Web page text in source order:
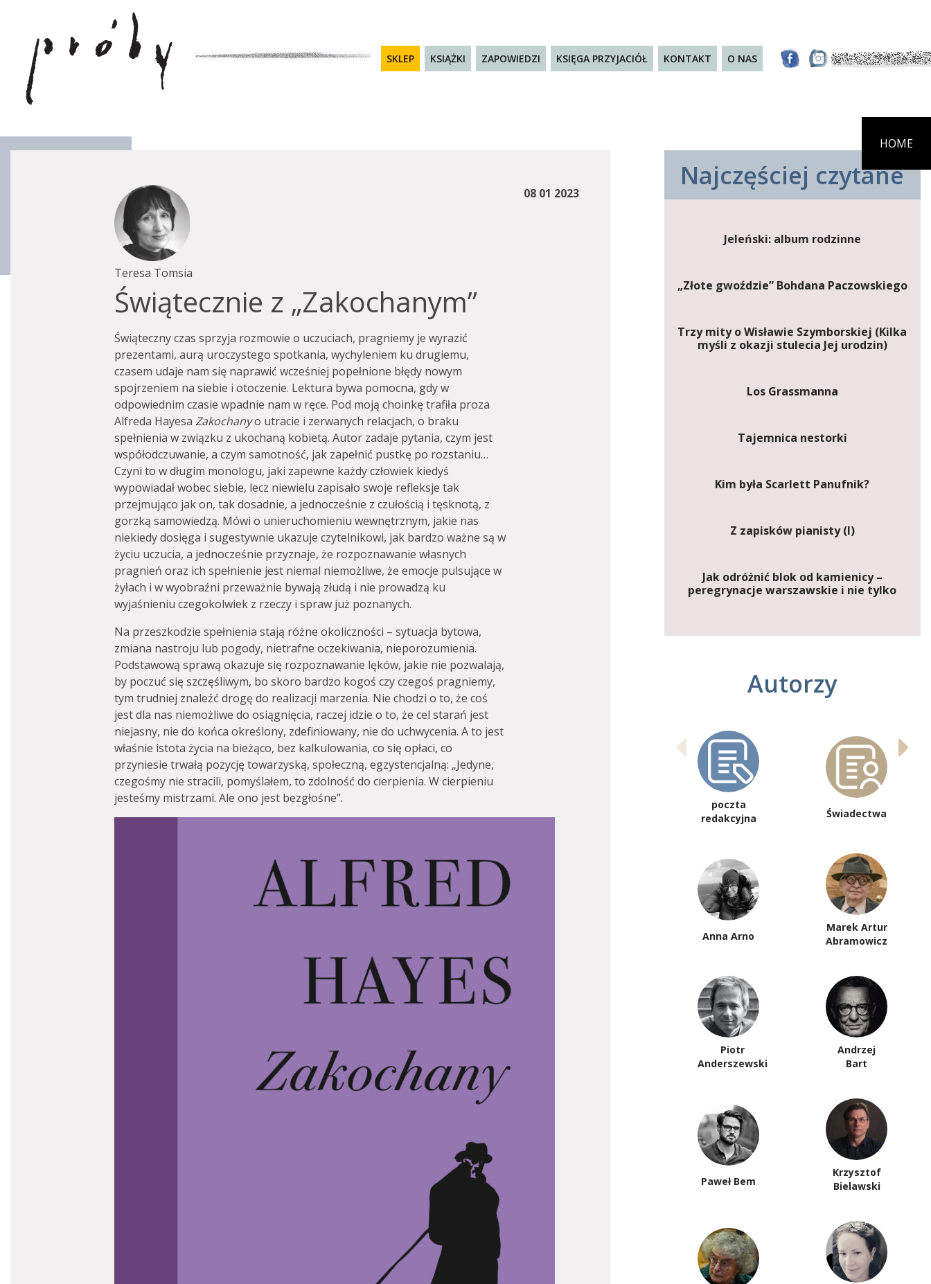
SKLEP KSIĄŻKI ZAPOWIEDZI KSIĘGA PRZYJACIÓŁ KONTAKT O NAS
HOME
08 01 2023
Teresa Tomsia
Świątecznie z „Zakochanym”
Świąteczny czas sprzyja rozmowie o uczuciach, pragniemy je wyrazić
prezentami, aurą uroczystego spotkania, wychyleniem ku drugiemu,
czasem udaje nam się naprawić wcześniej popełnione błędy nowym
spojrzeniem na siebie i otoczenie. Lektura bywa pomocna, gdy w
odpowiednim czasie wpadnie nam w ręce. Pod moją choinkę trafiła proza
Alfreda Hayesa Zakochanyo utracie i zerwanych relacjach, o braku
spełnienia w związku z ukochaną kobietą. Autor zadaje pytania, czym jest
współodczuwanie, a czym samotność, jak zapełnić pustkę po rozstaniu…
Czyni to w długim monologu, jaki zapewne każdy człowiek kiedyś
wypowiadał wobec siebie, lecz niewielu zapisało swoje refleksje tak
przejmująco jak on, tak dosadnie, a jednocześnie z czułością i tęsknotą, z
gorzką samowiedzą. Mówi o unieruchomieniu wewnętrznym, jakie nas
niekiedy dosięga i sugestywnie ukazuje czytelnikowi, jak bardzo ważne są w
życiu uczucia, a jednocześnie przyznaje, że rozpoznawanie własnych
pragnień oraz ich spełnienie jest niemal niemożliwe, że emocje pulsujące w
żyłach i w wyobraźni przeważnie bywają złudą i nie prowadzą ku
wyjaśnieniu czegokolwiek z rzeczy i spraw już poznanych.
Na przeszkodzie spełnienia stają różne okoliczności – sytuacja bytowa,
zmiana nastroju lub pogody, nietrafne oczekiwania, nieporozumienia.
Podstawową sprawą okazuje się rozpoznawanie lęków, jakie nie pozwalają,
by poczuć się szczęśliwym, bo skoro bardzo kogoś czy czegoś pragniemy,
tym trudniej znaleźć drogę do realizacji marzenia. Nie chodzi o to, że coś
jest dla nas niemożliwe do osiągnięcia, raczej idzie o to, że cel starań jest
niejasny, nie do końca określony, zdefiniowany, nie do uchwycenia. A to jest
właśnie istota życia na bieżąco, bez kalkulowania, co się opłaci, co
przyniesie trwałą pozycję towarzyską, społeczną, egzystencjalną: „Jedyne,
czegośmy nie stracili, pomyślałem, to zdolność do cierpienia. W cierpieniu
jesteśmy mistrzami. Ale ono jest bezgłośne”.
Najczęściej czytane
Jeleński: album rodzinne
„Złote gwoździe” Bohdana Paczowskiego
Trzy mity o Wisławie Szymborskiej (Kilka
myśli z okazji stulecia Jej urodzin)
Los Grassmanna
Tajemnica nestorki
Kim była Scarlett Panufnik?
Z zapisków pianisty (I)
Jak odróżnić blok od kamienicy –
peregrynacje warszawskie i nie tylko
Autorzy
poczta
redakcyjna
Świadectwa
Anna Arno
Marek Artur
Abramowicz
Piotr
Anderszewski
Andrzej
Bart
Paweł Bem
Krzysztof
Bielawski